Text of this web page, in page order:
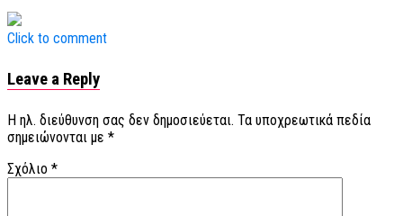
Click to comment
Leave a Reply
Η ηλ. διεύθυνση σας δεν δημοσιεύεται. Τα υποχρεωτικά πεδία
σημειώνονται με *
Σχόλιο *